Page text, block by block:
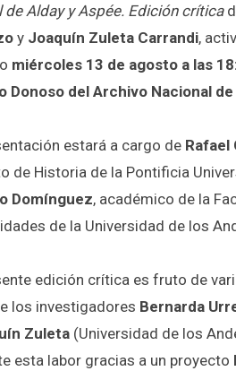
de Alday y Aspée. Edición crítica
y Joaquín Zuleta Carrandi,
miércoles 13 de agosto a las
Donoso del Archivo Nacional de
estará a cargo de Rafael
de Historia de la Pontificia
Domínguez, académico de la
de la Universidad de los
edición crítica es fruto de
los investigadores Bernarda
Zuleta (Universidad de los
esta labor gracias a un proyecto